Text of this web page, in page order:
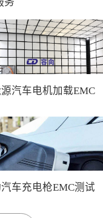
汽车电机加载EMC
车充电枪EMC测试